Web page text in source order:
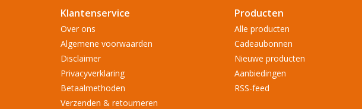
Klantenservice
Over ons
Algemene voorwaarden
Disclaimer
Privacyverklaring
Betaalmethoden
Verzenden & retourneren
Producten
Alle producten
Cadeaubonnen
Nieuwe producten
Aanbiedingen
RSS-feed